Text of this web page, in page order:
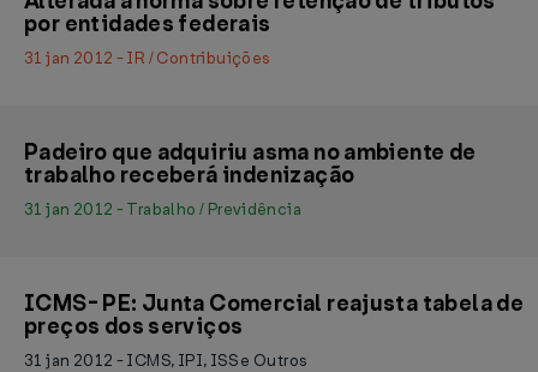
por entidades federais
31 jan 2012 - IR / Contribuições
Padeiro que adquiriu asma no ambiente de
trabalho receberá indenização
31 jan 2012 - Trabalho / Previdência
ICMS- PE: Junta Comercial reajusta tabela de
preços dos serviços
31 jan 2012 - ICMS, IPI, ISS e Outros